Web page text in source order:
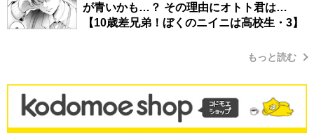
が青いかも…？ その理由にオトト君は…
【10歳差兄弟！ぼくのニイニは高校生・3】
もっと読む